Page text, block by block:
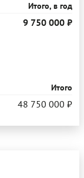
Итого, в год
9 750 000 ₽
Итого
48 750 000 ₽